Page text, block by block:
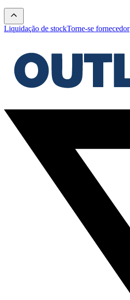
Liquidação de stockTorne-se fornecedor